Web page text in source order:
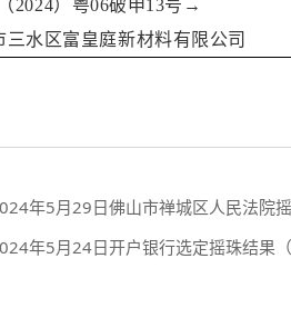
（2024）粤06破申13号→
三水区富皇庭新材料有限公司
年5月29日佛山市禅城区人民法院
年5月24日开户银行选定摇珠结果（第